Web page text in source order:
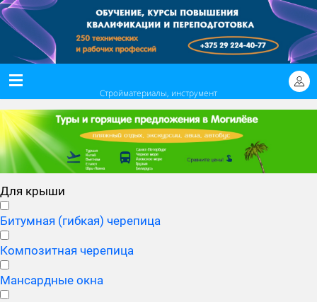
Стройматериалы, инструмент
Для крыши
Битумная (гибкая) черепица
Композитная черепица
Мансардные окна